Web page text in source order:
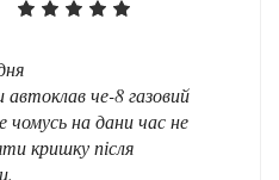
че-8 газовий
чомусь на дани час не
кришку після